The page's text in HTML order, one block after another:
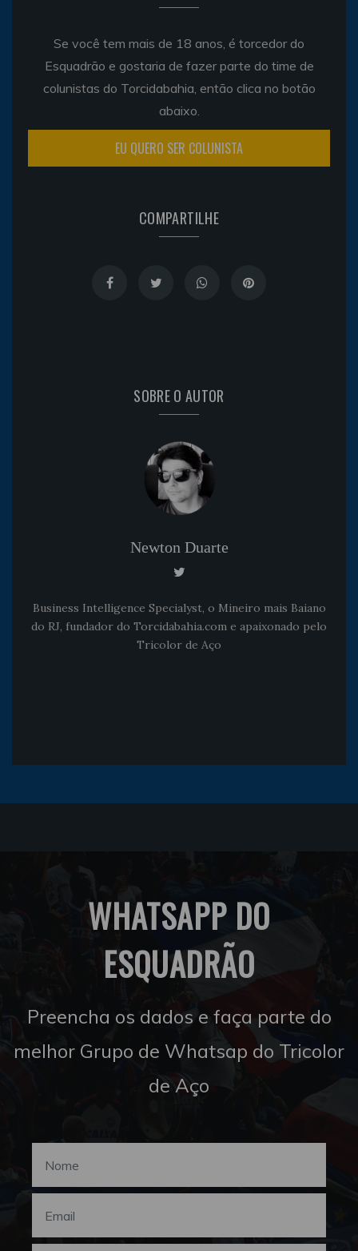
Se você tem mais de 18 anos, é torcedor do
Esquadrão e gostaria de fazer parte do time de
colunistas do Torcidabahia, então clica no botão
abaixo.
EU QUERO SER COLUNISTA
COMPARTILHE
SOBRE O AUTOR
Newton Duarte
Business Intelligence Specialyst, o Mineiro mais Baiano
do RJ, fundador do Torcidabahia.com e apaixonado pelo
Tricolor de Aço
WHATSAPP DO
ESQUADRÃO
Preencha os dados e faça parte do
melhor Grupo de Whatsap do Tricolor
de Aço